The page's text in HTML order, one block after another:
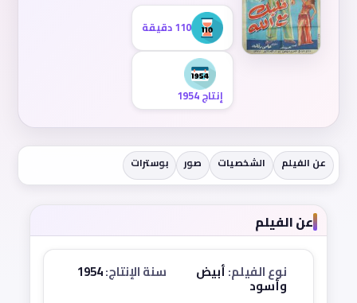
110 دقيقة
إنتاج 1954
عن الفيلم الشخصيات صور بوسترات
عن الفيلم
نوع الفيلم:أبيض
وأسود
سنة الإنتاج: